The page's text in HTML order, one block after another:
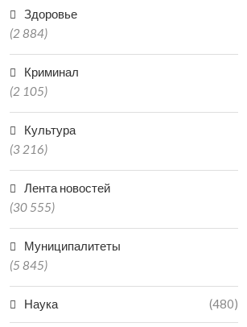
Здоровье
(2 884)
Криминал
(2 105)
Культура
(3 216)
Лента новостей
(30 555)
Муниципалитеты
(5 845)
Наука (480)